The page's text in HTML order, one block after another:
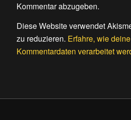
Kommentar abzugeben.
Diese Website verwendet
zu reduzieren. Erfahre, wie deine
Kommentardaten verarbeitet